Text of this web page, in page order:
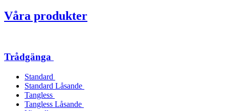
Våra produkter
Trådgänga
Standard
Standard Låsande
Tangless
Tangless Låsande